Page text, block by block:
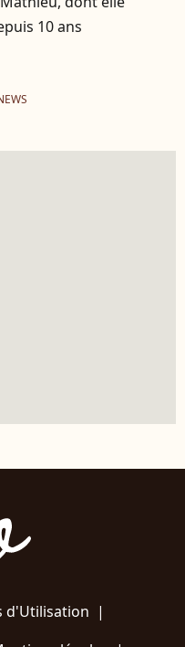
10 ans
d'Utilisation |